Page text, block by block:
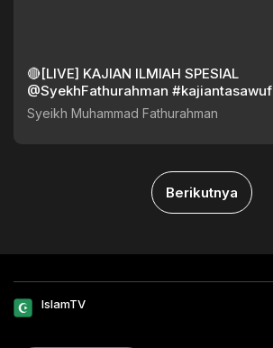
🔴[LIVE] KAJIAN ILMIAH SPESIAL
@SyekhFathurahman #kajiantasawuf
Syeikh Muhammad Fathurahman
Berikutnya
IslamTV